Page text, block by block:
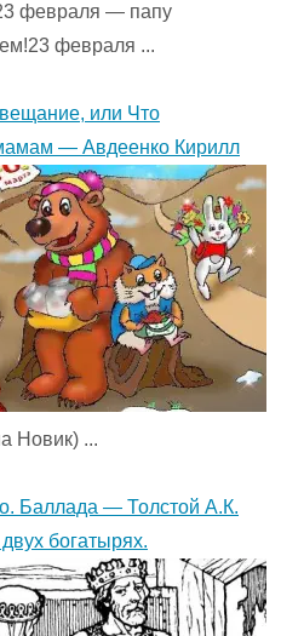
февраля — папу
февраля ...
или Что
— Авдеенко Кирилл
Новик) ...
Баллада — Толстой А.К.
богатырях.